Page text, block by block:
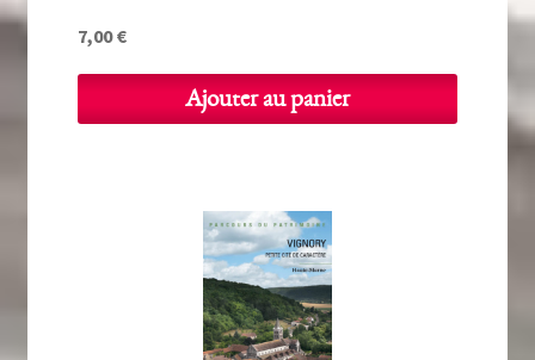
7,00€
Ajouter au panier